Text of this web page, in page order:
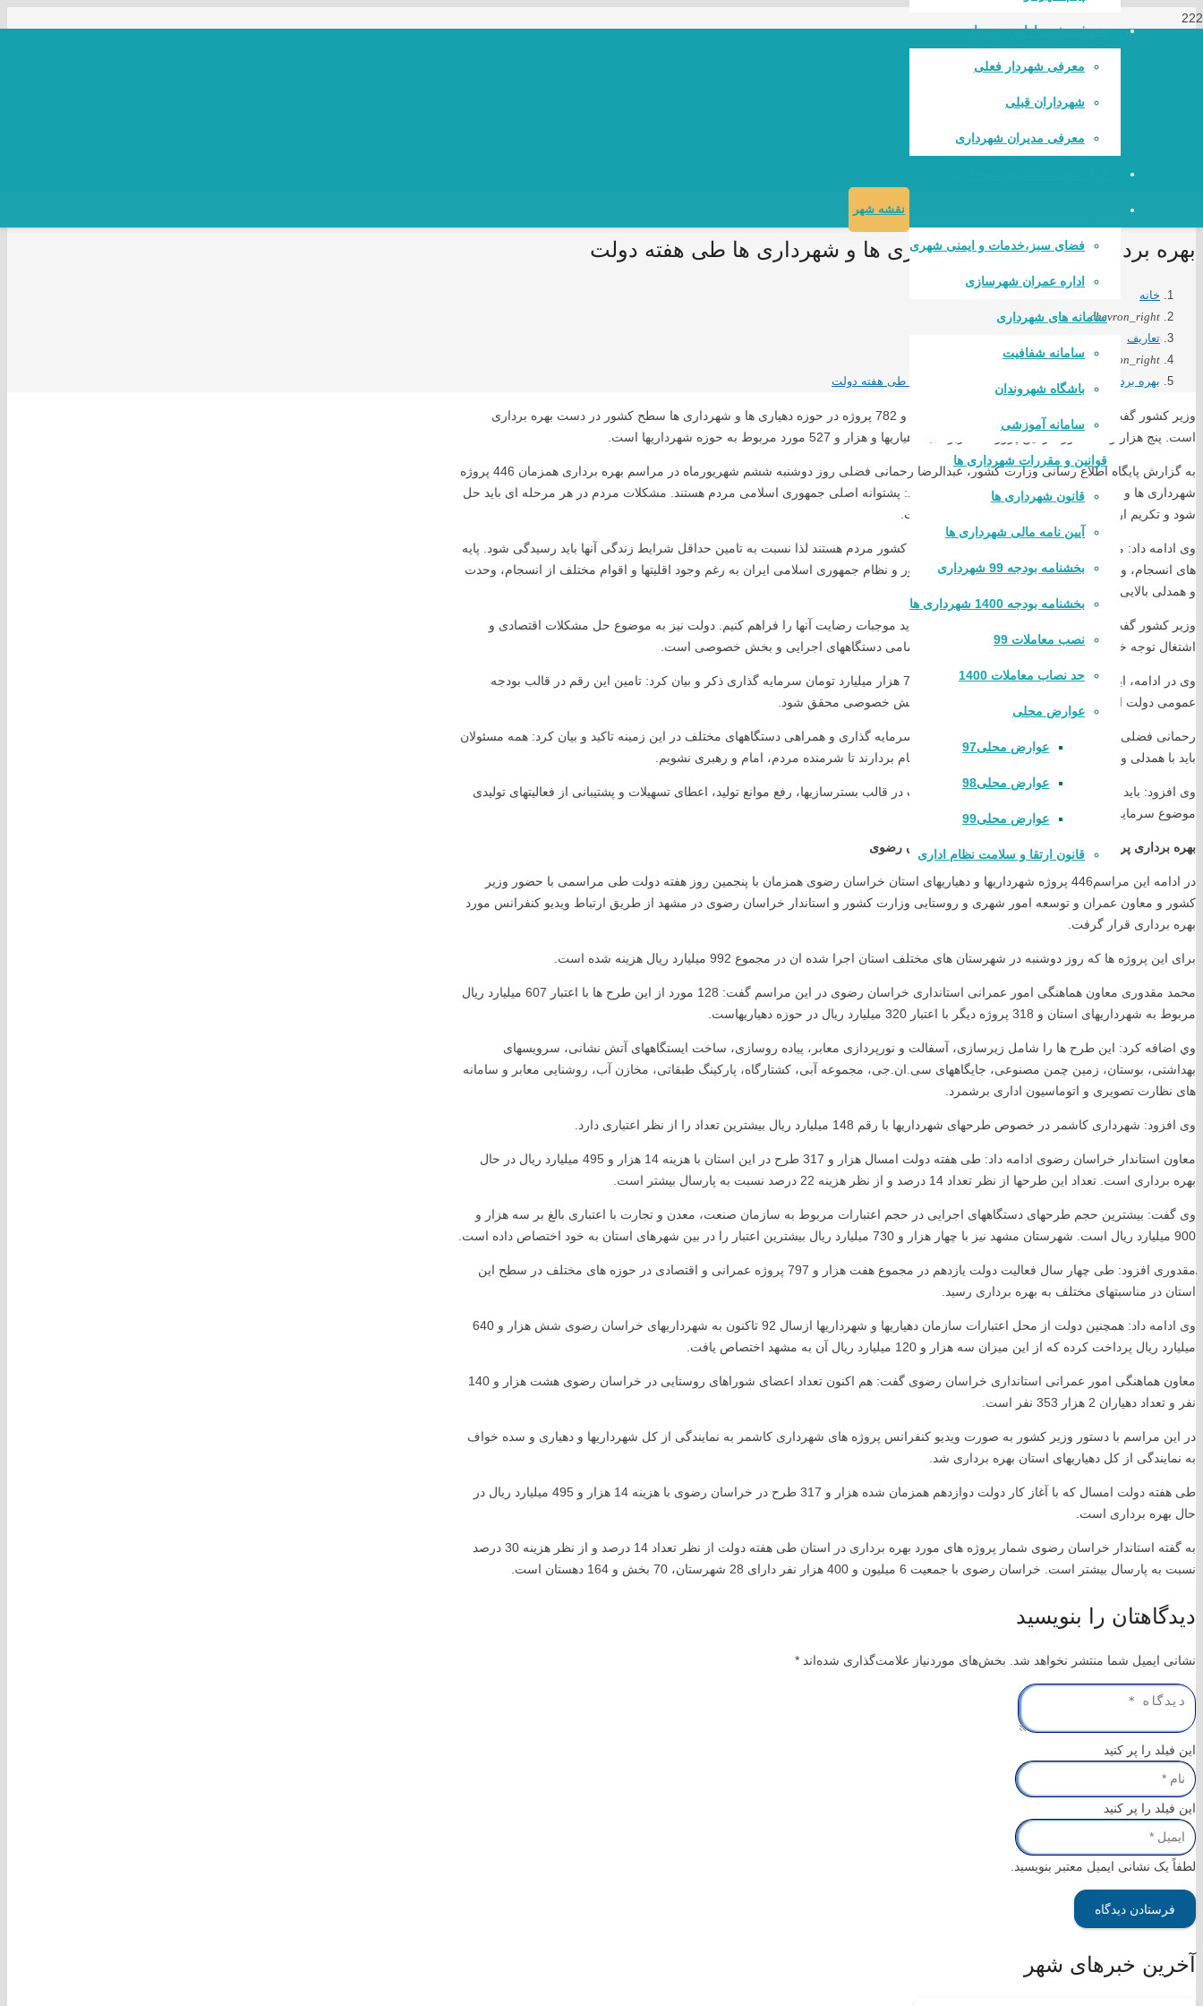
معرفی شهرداران و مدیران
معرفی شهردار فعلی
شهرداران قبلی
معرفی مدیران شهرداری
فضای سبز،خدمات و ایمنی شهری
اداره عمران شهرسازی
سامانه های شهرداری
سامانه شفافیت
باشگاه شهروندان
سامانه آموزشی
قوانین و مقررات شهرداری ها
قانون شهرداری ها
آیین نامه مالی شهرداری ها
بخشنامه بودجه 99 شهرداری
بخشنامه بودجه 1400 شهرداری ها
نصب معاملات 99
حد نصاب معاملات 1400
عوارض محلی
عوارض محلی97
عوارض محلی98
عوارض محلی99
قانون ارتقا و سلامت نظام اداری
نقشه شهر
بهره برداری از 6782 پروژه دهیاری ها و شهرداری ها طی هفته دولت
خانه
chevron_right
تعاریف
chevron_right
بهره برداری از 6782 پروژه دهیاری ها و شهرداری ها طی هفته دولت
وزیر کشور گفت: در طول هفته دولت امسال شش هزار و 782 پروژه در حوزه دهیاری ها و شهرداری ها سطح کشور در دست بهره برداری
است. پنج هزار و 255 مورد از این پروژه ها مربوط به دهیاریها و هزار و 527 مورد مربوط به حوزه شهرداریها است.
به گزارش پایگاه اطلاع رسانی وزارت کشور، عبدالرضا رحمانی فضلی روز دوشنبه ششم شهريورماه در مراسم بهره برداری همزمان 446 پروژه
شهرداری ها و دهیاری های طی مراسمی در مشهد افزود: پشتوانه اصلی جمهوری اسلامی مردم هستند. مشکلات مردم در هر مرحله ای باید حل
شود و تکریم ارباب رجوع از سیاستهای اصلی دولت است.
وی ادامه داد: مبنای امنیت، سیاست و اقتدار حکومت در کشور مردم هستند لذا نسبت به تامین حداقل شرایط زندگی آنها باید رسیدگی شود. پایه
های انسجام، وحدت و هماهنگی نیز در مردم هستند. کشور و نظام جمهوری اسلامی ایران به رغم وجود اقلیتها و اقوام مختلف از انسجام، وحدت
و همدلی بالایی برخوردار است.
وزیر کشور گفت: در مقابل لطف مردم تکلیف داریم و باید موجبات رضایت آنها را فراهم کنیم. دولت نیز به موضوع حل مشکلات اقتصادی و
اشتغال توجه خاصی دارد ولی رفع آنها نیازمند همراهی تمامی دستگاههای اجرایی و بخش خصوصی است.
وی در ادامه، ایجاد سالانه یک میلیون شغل را نیازمند 775 هزار میلیارد تومان سرمایه گذاری ذکر و بیان کرد: تامین این رقم در قالب بودجه
عمومی دولت امکانپذیر نیست لذا باید با کمک مردم و بخش خصوصی محقق شود.
رحمانی فضلی بر لزوم ایجاد شرایط امن و پایدار برای سرمایه گذاری و همراهی دستگاههای مختلف در این زمینه تاکید و بیان کرد: همه مسئولان
باید با همدلی و همکاری در راستای رفع مشکلات مردم گام بردارند تا شرمنده مردم، امام و رهبری نشویم.
وی افزود: باید با مشارکت و همراهی مردم و کمک دولت در قالب بسترسازیها، رفع موانع تولید، اعطای تسهیلات و پشتیبانی از فعالیتهای تولیدی
موضوع سرمایه گذاری و تولید را در کشور رونق بخشید.
بهره برداری پروژه های شهرداری ها و دهیاریهای خراسان رضوی
در ادامه اين مراسم446 پروژه شهرداریها و دهیاریهای استان خراسان رضوی همزمان با پنجمین روز هفته دولت طی مراسمی با حضور وزیر
کشور و معاون عمران و توسعه امور شهری و روستایی وزارت کشور و استاندار خراسان رضوی در مشهد از طریق ارتباط ویدیو کنفرانس مورد
بهره برداری قرار گرفت.
برای این پروژه ها که روز دوشنبه در شهرستان های مختلف استان اجرا شده ان در مجموع 992 میلیارد ریال هزینه شده است.
محمد مقدوری معاون هماهنگی امور عمرانی استانداری خراسان رضوی در این مراسم گفت: 128 مورد از این طرح ها با اعتبار 607 میلیارد ریال
مربوط به شهرداریهای استان و 318 پروژه دیگر با اعتبار 320 میلیارد ریال در حوزه دهیاریهاست.
وي اضافه كرد: این طرح ها را شامل زیرسازی، آسفالت و نورپردازی معابر، پیاده روسازی، ساخت ایستگاههای آتش نشانی، سرویسهای
بهداشتی، بوستان، زمین چمن مصنوعی، جایگاههای سی.ان.جی، مجموعه آبی، کشتارگاه، پارکینگ طبقاتی، مخازن آب، روشنایی معابر و سامانه
های نظارت تصویری و اتوماسیون اداری برشمرد.
وی افزود: شهرداری کاشمر در خصوص طرحهای شهرداریها با رقم 148 میلیارد ریال بیشترین تعداد را از نظر اعتباری دارد.
معاون استاندار خراسان رضوی ادامه داد: طی هفته دولت امسال هزار و 317 طرح در این استان با هزینه 14 هزار و 495 میلیارد ریال در حال
بهره برداری است. تعداد این طرحها از نظر تعداد 14 درصد و از نظر هزینه 22 درصد نسبت به پارسال بیشتر است.
وی گفت: بیشترین حجم طرحهای دستگاههای اجرایی در حجم اعتبارات مربوط به سازمان صنعت، معدن و تجارت با اعتباری بالغ بر سه هزار و
900 میلیارد ریال است. شهرستان مشهد نیز با چهار هزار و 730 میلیارد ریال بیشترین اعتبار را در بین شهرهای استان به خود اختصاص داده است.
مقدوری افزود: طی چهار سال فعالیت دولت یازدهم در مجموع هفت هزار و 797 پروژه عمرانی و اقتصادی در حوزه های مختلف در سطح این
استان در مناسبتهای مختلف به بهره برداری رسید.
وی ادامه داد: همچنین دولت از محل اعتبارات سازمان دهیاریها و شهرداریها ازسال 92 تاکنون به شهرداریهای خراسان رضوی شش هزار و 640
میلیارد ریال پرداخت کرده که از این میزان سه هزار و 120 میلیارد ریال آن به مشهد اختصاص یافت.
معاون هماهنگی امور عمرانی استانداری خراسان رضوی گفت: هم اکنون تعداد اعضای شوراهای روستایی در خراسان رضوی هشت هزار و 140
نفر و تعداد دهیاران 2 هزار 353 نفر است.
در این مراسم با دستور وزیر کشور به صورت ویدیو کنفرانس پروژه های شهرداری کاشمر به نمایندگی از کل شهرداریها و دهیاری و سده خواف
به نمایندگی از کل دهیاریهای استان بهره برداری شد.
طی هفته دولت امسال که با آغاز کار دولت دوازدهم همزمان شده هزار و 317 طرح در خراسان رضوی با هزینه 14 هزار و 495 میلیارد ریال در
حال بهره برداری است.
به گفته استاندار خراسان رضوی شمار پروژه های مورد بهره برداری در استان طی هفته دولت از نظر تعداد 14 درصد و از نظر هزینه 30 درصد
نسبت به پارسال بیشتر است. خراسان رضوی با جمعیت 6 میلیون و 400 هزار نفر دارای 28 شهرستان، 70 بخش و 164 دهستان است.
دیدگاهتان را بنویسید
نشانی ایمیل شما منتشر نخواهد شد. بخش‌های موردنیاز علامت‌گذاری شده‌اند *
این فیلد را پر کنید
این فیلد را پر کنید
لطفاً یک نشانی ایمیل معتبر بنویسید.
فرستادن دیدگاه
آخرین خبرهای شهر
آمار بازدید سایت
Today's Views:32
بازدیدکنندگان امروز:
25
Yesterday's Views:
107
Total Views:110,359
بازدید این صفحه:23
لینک های مستقیم
دفتر مقام معظم رهبری
پایگاه ریاست جمهوری
پایگاه مجلس شورای اسلامی
سازمان شهرداری ها و دهیاری های کشور
پایگاه خبری استانداری ایلام
سامانه تدارکات الکترونیک دولت
فرمانداری شهرستان ملکشاهی
پایگاه آموزش و پرورش استان ایلام
پایگاه بنیاد مسکن استان ایلام
سازمان بازرسی استان ایلام
تماس با